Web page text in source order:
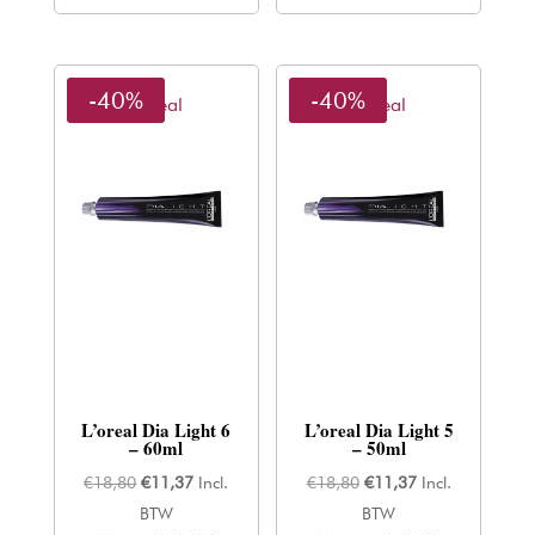
L'oreal
-40%
L’oreal Dia Light 6
– 60ml
€18,80 Oorspronkelijke
prijs
€11,37Huidige
Incl.
BTW
L'oreal
-40%
L’oreal Dia Light 5
– 50ml
€18,80 Oorspronkelijke
prijs
€11,37Huidige
Incl.
BTW